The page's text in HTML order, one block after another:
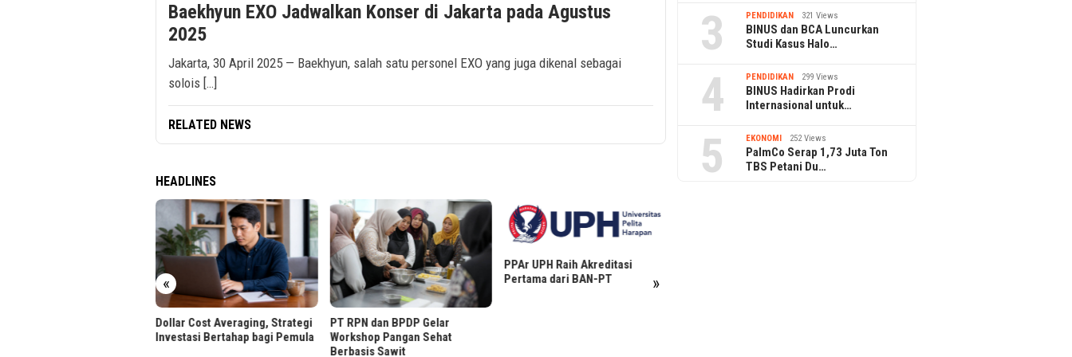
Baekhyun EXO Jadwalkan Konser di Jakarta pada Agustus
2025
Jakarta, 30 April 2025 — Baekhyun, salah satu personel EXO yang juga dikenal sebagai
solois […]
RELATED NEWS
HEADLINES
« »
Dollar Cost Averaging, Strategi
Investasi Bertahap bagi Pemula
PT RPN dan BPDP Gelar
Workshop Pangan Sehat
Berbasis Sawit
PPAr UPH Raih Akreditasi
Pertama dari BAN-PT
3 PENDIDIKAN 321 Views
BINUS dan BCA Luncurkan
Studi Kasus Halo…
4 PENDIDIKAN 299 Views
BINUS Hadirkan Prodi
Internasional untuk…
5 EKONOMI 252 Views
PalmCo Serap 1,73 Juta Ton
TBS Petani Du…